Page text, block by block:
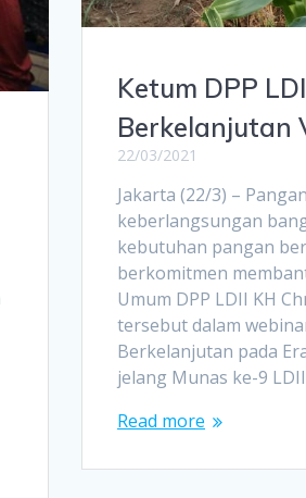
Ketum DPP
Berkelanjutan
22/03/2021
Jakarta (22/3) –
keberlangsungan
kebutuhan pangan
berkomitmen
Umum DPP LDII KH
tersebut dalam
Berkelanjutan pada
jelang Munas ke-9
Read more